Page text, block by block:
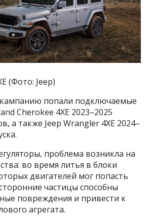
(Фото: Jeep)
попали подключаемые
Cherokee 4XE 2023–2025
а также Jeep Wrangler 4XE 2024–
проблема возникла на
во время литья в блоки
двигателей мог попасть
частицы способны
повреждения и привести к
агрегата.